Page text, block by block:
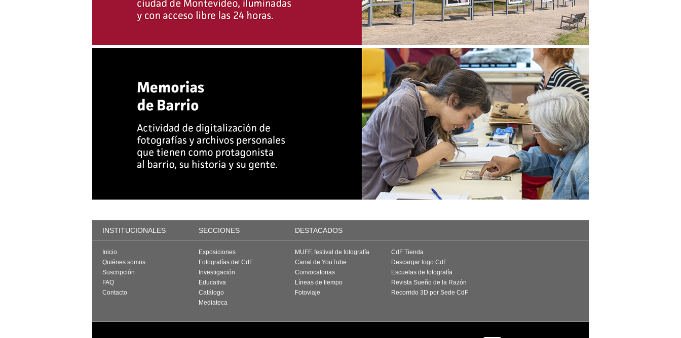
INSTITUCIONALES SECCIONES DESTACADOS
Inicio
Quiénes somos
Suscripción
FAQ
Contacto
Exposiciones
Fotografías del CdF
Investigación
Educativa
Catálogo
Mediateca
MUFF, festival de fotografía
Canal de YouTube
Convocatorias
Líneas de tiempo
Fotoviaje
CdF Tienda
Descargar logo CdF
Escuelas de fotografía
Revista Sueño de la Razón
Recorrido 3D por Sede CdF